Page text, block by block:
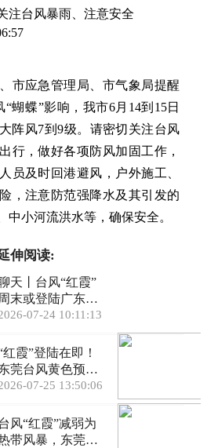
注台风暴雨、注意安全
市应急管理局、市气象局提醒
蝴蝶”影响，我市6月14到15日
阵风7到9级。请密切关注台风
行，做好各项防风加固工作，
员及时回港避风，户外施工、
，注意防范强降水及其引发的
中小河流洪水等，确保安全。
伸阅读:
天丨台风“红霞”
周末或登陆广东！
莞将迎暴雨+9级
”有望缓解
07-24 10:11:13
红霞”登陆在即！
莞台风黄色预警
效，局部大暴雨+
袭！
07-25 13:50:06
风“红霞”减弱为
带风暴，东莞解